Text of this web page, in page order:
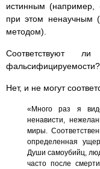
истинным (например,
при этом ненаучным
методом).
Соответствуют
фальсифицируемости?
Нет, и не могут
«Много раз я
ненависти,
миры.
определенная
Души самоубийц,
часто после